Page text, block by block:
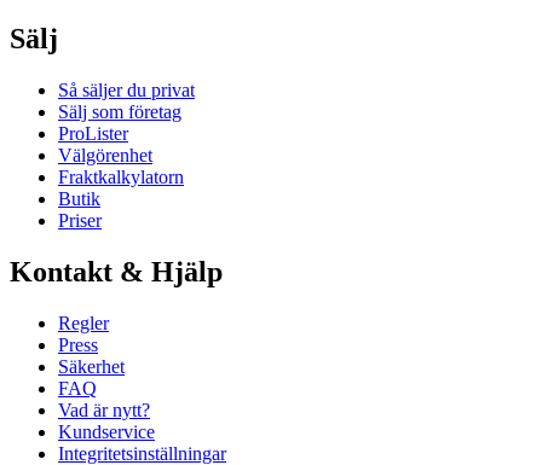
Sälj
Så säljer du privat
Sälj som företag
ProLister
Välgörenhet
Fraktkalkylatorn
Butik
Priser
Kontakt & Hjälp
Regler
Press
Säkerhet
FAQ
Vad är nytt?
Kundservice
Integritetsinställningar